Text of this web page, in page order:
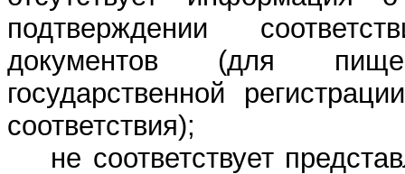
подтверждении
документов (для
государственной
соответствия);
не соответствует